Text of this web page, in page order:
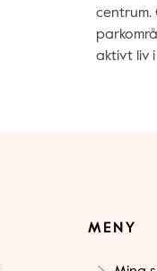
centrum.
aktivt liv
MENY